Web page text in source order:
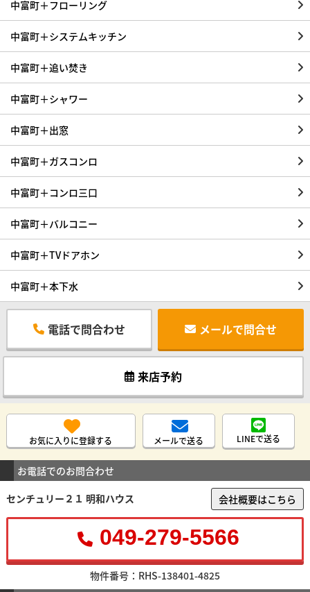
中富町＋フローリング
中富町＋システムキッチン
中富町＋追い焚き
中富町＋シャワー
中富町＋出窓
中富町＋ガスコンロ
中富町＋コンロ三口
中富町＋バルコニー
中富町＋TVドアホン
中富町＋本下水
電話で問合わせ メールで問合せ
来店予約
お気に入りに登録する メールで送る LINEで送る
お電話でのお問合わせ
センチュリー２１ 明和ハウス
会社概要はこちら
049-279-5566
物件番号：RHS-138401-4825